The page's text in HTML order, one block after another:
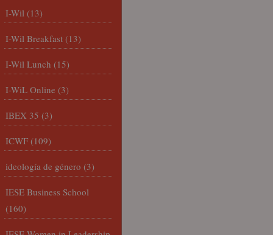
I-Wil (13)
I-Wil Breakfast (13)
I-Wil Lunch (15)
I-WiL Online (3)
IBEX 35 (3)
ICWF (109)
ideología de género (3)
IESE Business School
(160)